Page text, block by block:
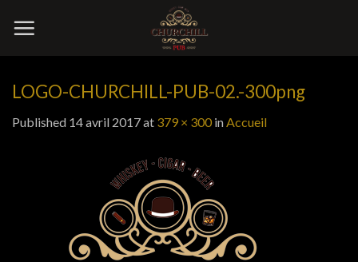
LOGO-CHURCHILL-PUB-02.-300png
Published 14 avril 2017at 379 × 300 inAccueil